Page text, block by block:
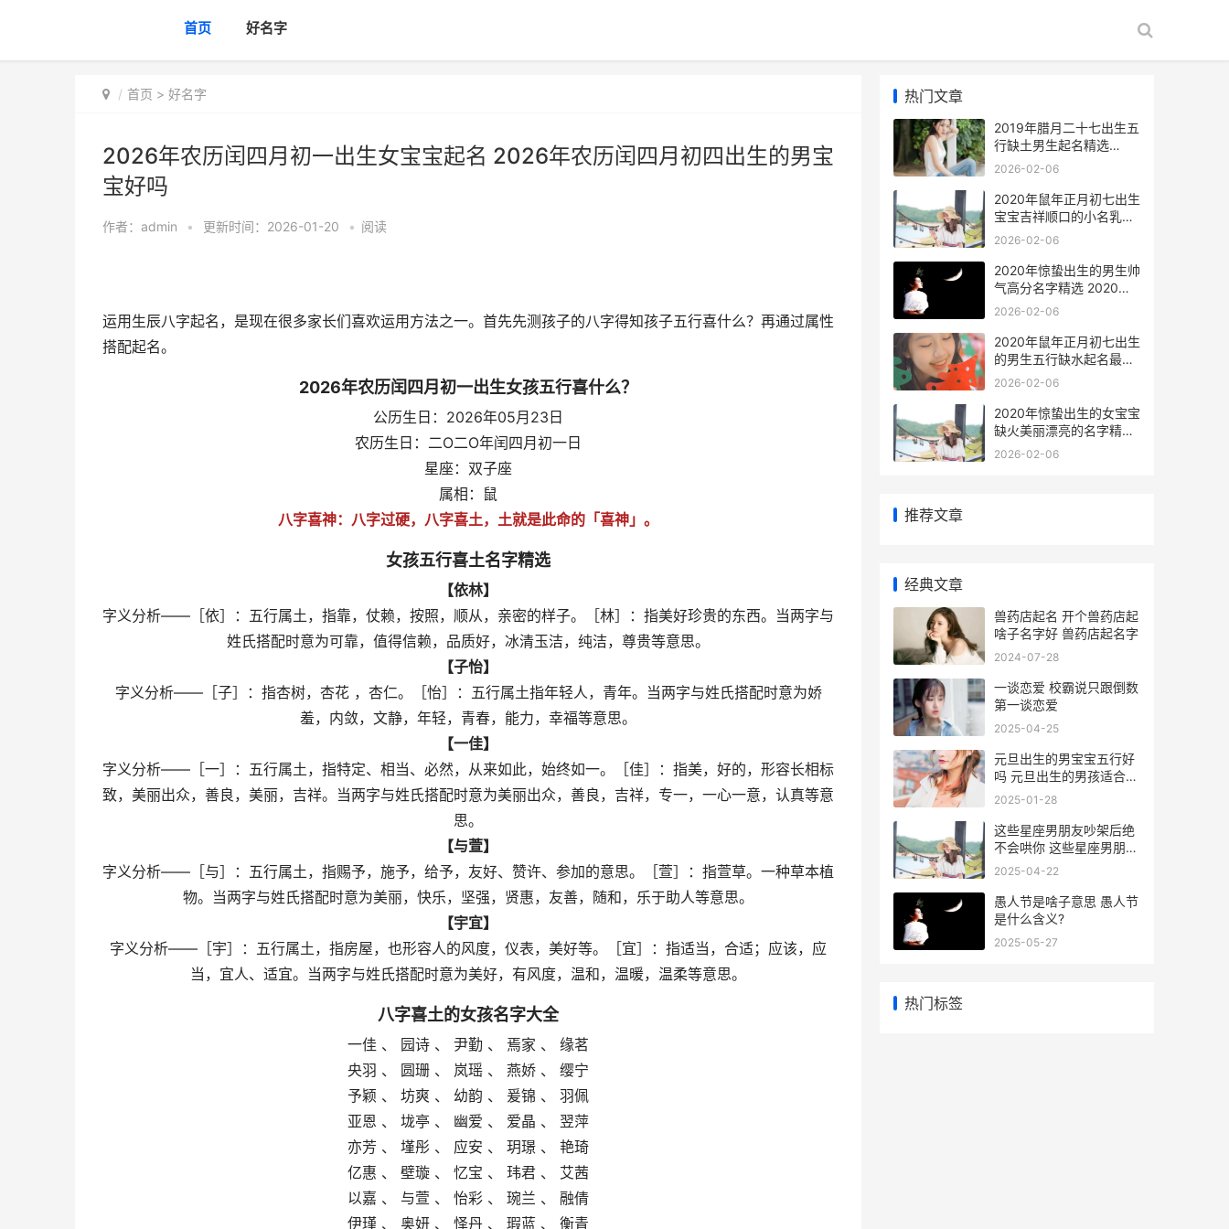
首页 好名字
首页 > 好名字
2026年农历闰四月初一出生女宝宝起名 2026年农历闰四月初四出生的男宝
宝好吗
作者： admin • 更新时间：2026-01-20 • 阅读
运用生辰八字起名，是现在很多家长们喜欢运用方法之一。首先先测孩子的八字得知孩子五行喜什么？再通过属性
搭配起名。
2026年农历闰四月初一出生女孩五行喜什么？
公历生日：2026年05月23日
农历生日：二O二O年闰四月初一日
星座：双子座
属相：鼠
八字喜神：八字过硬，八字喜土，土就是此命的「喜神」。
女孩五行喜土名字精选
【依林】
字义分析——［依］：五行属土，指靠，仗赖，按照，顺从，亲密的样子。［林］：指美好珍贵的东西。当两字与
姓氏搭配时意为可靠，值得信赖，品质好，冰清玉洁，纯洁，尊贵等意思。
【子怡】
字义分析——［子］：指杏树，杏花 ，杏仁。［怡］：五行属土指年轻人，青年。当两字与姓氏搭配时意为娇
羞，内敛，文静，年轻，青春，能力，幸福等意思。
【一佳】
字义分析——［一］：五行属土，指特定、相当、必然，从来如此，始终如一。［佳］：指美，好的，形容长相标
致，美丽出众，善良，美丽，吉祥。当两字与姓氏搭配时意为美丽出众，善良，吉祥，专一，一心一意，认真等意
思。
【与萱】
字义分析——［与］：五行属土，指赐予，施予，给予，友好、赞许、参加的意思。［萱］：指萱草。一种草本植
物。当两字与姓氏搭配时意为美丽，快乐，坚强，贤惠，友善，随和，乐于助人等意思。
【宇宜】
字义分析——［宇］：五行属土，指房屋，也形容人的风度，仪表，美好等。［宜］：指适当，合适；应该，应
当，宜人、适宜。当两字与姓氏搭配时意为美好，有风度，温和，温暖，温柔等意思。
八字喜土的女孩名字大全
一佳 、 园诗 、 尹勤 、 焉家 、 缘茗
央羽 、 圆珊 、 岚瑶 、 燕娇 、 缨宁
予颖 、 坊爽 、 幼韵 、 爰锦 、 羽佩
亚恩 、 垅亭 、 幽爱 、 爱晶 、 翌萍
亦芳 、 墐彤 、 应安 、 玥璟 、 艳琦
亿惠 、 壁璇 、 忆宝 、 玮君 、 艾茜
以嘉 、 与萱 、 怡彩 、 琬兰 、 融倩
伊瑾 、 奥妍 、 怿丹 、 瑕蓝 、 衡青
热门文章
2019年腊月二十七出生五
行缺土男生起名精选
2026年农历二月二十八是
2026-02-06
2020年鼠年正月初七出生
宝宝吉祥顺口的小名乳名
锦集 2020鼠年正月出生
2026-02-06
2020年惊蛰出生的男生帅
气高分名字精选 2020年
惊蛰出生的鼠宝宝好不好
2026-02-06
2020年鼠年正月初七出生
的男生五行缺水起名最好
听的名字 2020年正月出
2026-02-06
2020年惊蛰出生的女宝宝
缺火美丽漂亮的名字精选
2020年惊蛰是哪天
2026-02-06
推荐文章
经典文章
兽药店起名 开个兽药店起
啥子名字好 兽药店起名字
2024-07-28
一谈恋爱 校霸说只跟倒数
第一谈恋爱
2025-04-25
元旦出生的男宝宝五行好
吗 元旦出生的男孩适合什
么名字
2025-01-28
这些星座男朋友吵架后绝
不会哄你 这些星座男朋友
都不理我
2025-04-22
愚人节是啥子意思 愚人节
是什么含义?
2025-05-27
热门标签